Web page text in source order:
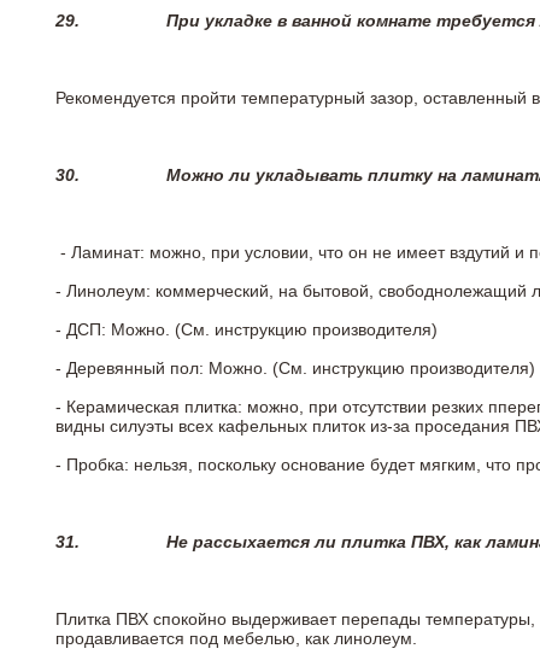
29. При укладке в ванной комнате
Рекомендуется пройти температурный зазор,
30. Можно ли укладывать плитку на
- Ламинат: можно, при условии, что он не имеет вздутий
- Линолеум: коммерческий, на бытовой, свободнолежащий
- ДСП: Можно. (См. инструкцию производителя)
- Деревянный пол: Можно. (См. инструкцию производителя)
- Керамическая плитка: можно, при отсутствии резких
видны силуэты всех кафельных плиток из-за проседания
- Пробка: нельзя, поскольку основание будет мягким, что
31. Не рассыхается ли плитка ПВХ, как
Плитка ПВХ спокойно выдерживает перепады температуры,
продавливается под мебелью, как линолеум.